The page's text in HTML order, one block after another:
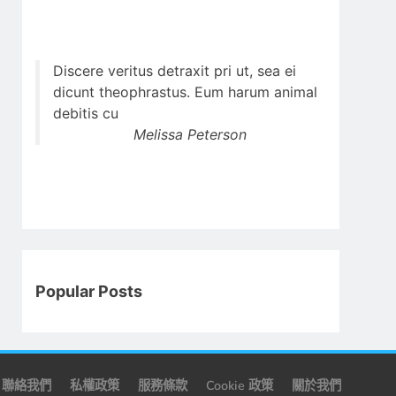
Discere veritus detraxit pri ut, sea ei
dicunt theophrastus. Eum harum animal
debitis cu
Melissa Peterson
Popular Posts
聯絡我們 私權政策 服務條款 Cookie 政策 關於我們